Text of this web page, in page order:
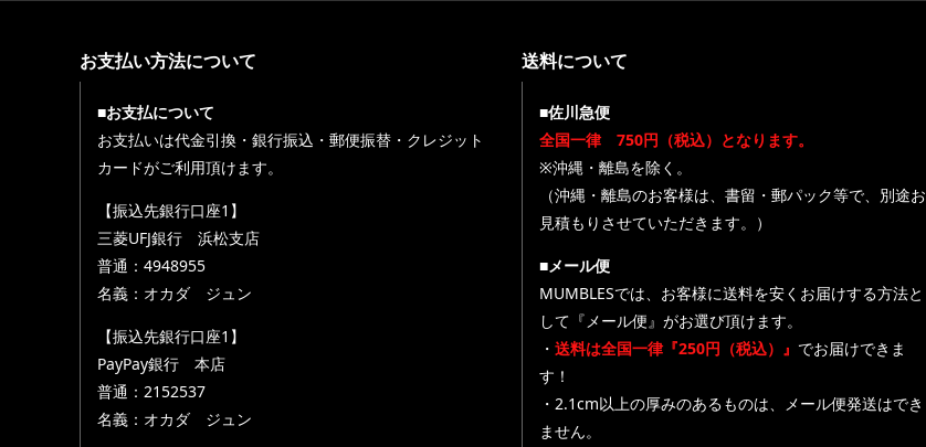
お支払い方法について
■お支払について
お支払いは代金引換・銀行振込・郵便振替・クレジット
カードがご利用頂けます。
【振込先銀行口座1】
三菱UFJ銀行 浜松支店
普通：4948955
名義：オカダ ジュン
【振込先銀行口座1】
PayPay銀行 本店
普通：2152537
名義：オカダ ジュン
送料について
■佐川急便
全国一律 750円（税込）となります。
※沖縄・離島を除く。
（沖縄・離島のお客様は、書留・郵パック等で、別途お
見積もりさせていただきます。）
■メール便
MUMBLESでは、お客様に送料を安くお届けする方法と
して『メール便』がお選び頂けます。
・ 送料は全国一律『250円（税込）』 でお届けできま
す！
・2.1cm以上の厚みのあるものは、メール便発送はでき
ません。